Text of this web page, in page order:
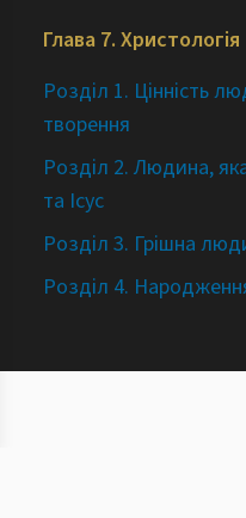
Глава 7. Христологія
Розділ 1. Цінність
творення
Розділ 2. Людина,
та Ісус
Розділ 3. Грішна
Розділ 4.